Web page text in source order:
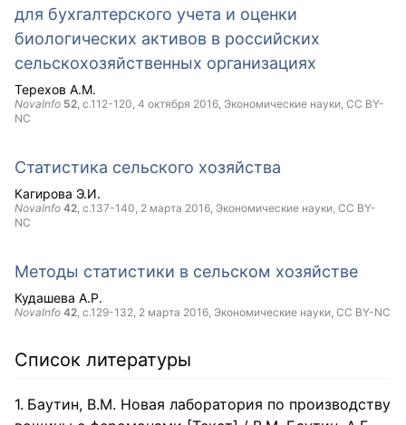
для бухгалтерского учета и оценки
биологических активов в российских
сельскохозяйственных организациях
Терехов А.М.
NovaInfo 52, с.112-120, 4 октября 2016, Экономические науки, CC BY-
NC
Статистика сельского хозяйства
Кагирова Э.И.
NovaInfo 42, с.137-140, 2 марта 2016, Экономические науки, CC BY-
NC
Методы статистики в сельском хозяйстве
Кудашева А.Р.
NovaInfo 42, с.129-132, 2 марта 2016, Экономические науки, CC BY-NC
Список литературы
Баутин, В.М. Новая лаборатория по производству